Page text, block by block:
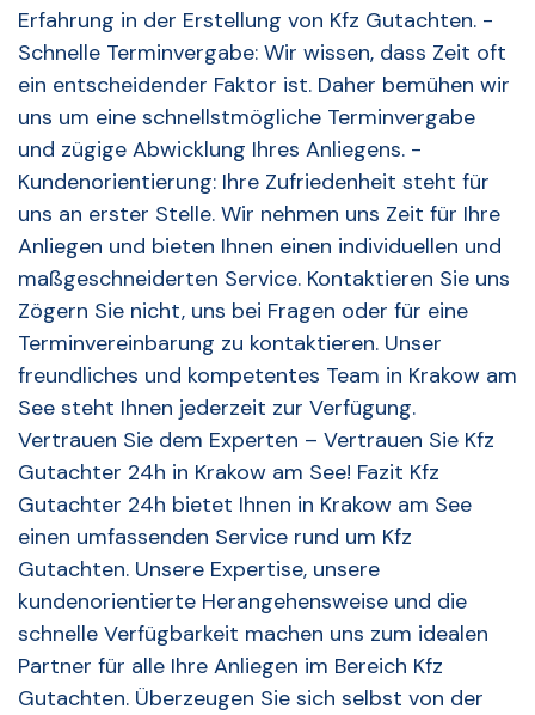
Erfahrung in der Erstellung von Kfz Gutachten. -
Schnelle Terminvergabe: Wir wissen, dass Zeit oft
ein entscheidender Faktor ist. Daher bemühen wir
uns um eine schnellstmögliche Terminvergabe
und zügige Abwicklung Ihres Anliegens. -
Kundenorientierung: Ihre Zufriedenheit steht für
uns an erster Stelle. Wir nehmen uns Zeit für Ihre
Anliegen und bieten Ihnen einen individuellen und
maßgeschneiderten Service. Kontaktieren Sie uns
Zögern Sie nicht, uns bei Fragen oder für eine
Terminvereinbarung zu kontaktieren. Unser
freundliches und kompetentes Team in Krakow am
See steht Ihnen jederzeit zur Verfügung.
Vertrauen Sie dem Experten – Vertrauen Sie Kfz
Gutachter 24h in Krakow am See! Fazit Kfz
Gutachter 24h bietet Ihnen in Krakow am See
einen umfassenden Service rund um Kfz
Gutachten. Unsere Expertise, unsere
kundenorientierte Herangehensweise und die
schnelle Verfügbarkeit machen uns zum idealen
Partner für alle Ihre Anliegen im Bereich Kfz
Gutachten. Überzeugen Sie sich selbst von der